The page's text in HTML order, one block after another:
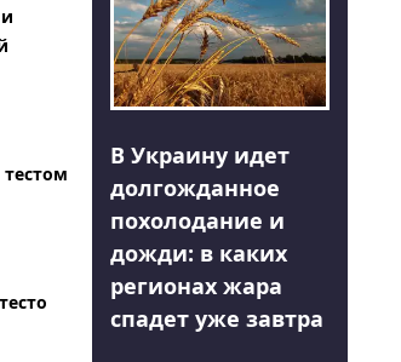
В Украину идет
долгожданное
похолодание и
дожди: в каких
регионах жара
спадет уже завтра